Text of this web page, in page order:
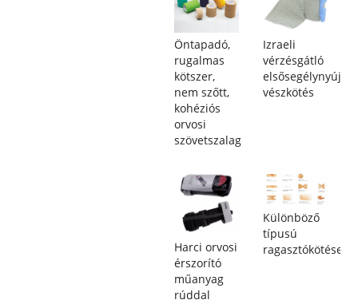
Öntapadó,
rugalmas
kötszer,
nem szőtt,
kohéziós
orvosi
szövetszalag
Izraeli
vérzésgátló
elsősegélynyújtó
vészkötés
Harci orvosi
érszorító
műanyag
rúddal
Különböző
típusú
ragasztókötések